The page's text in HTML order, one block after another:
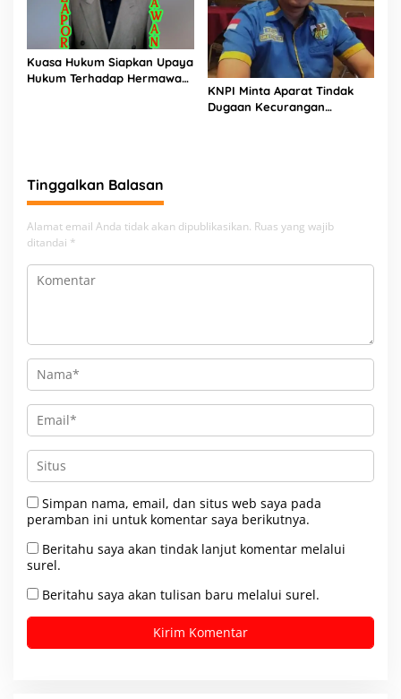
Kuasa Hukum Siapkan Upaya
Hukum Terhadap Hermawan
KNPI Minta Aparat Tindak
Dugaan Kecurangan
Tinggalkan Balasan
Alamat email Anda tidak akan dipublikasikan. Ruas yang wajib
ditandai *
Simpan nama, email, dan situs web saya pada
peramban ini untuk komentar saya berikutnya.
Beritahu saya akan tindak lanjut komentar melalui
surel.
Beritahu saya akan tulisan baru melalui surel.